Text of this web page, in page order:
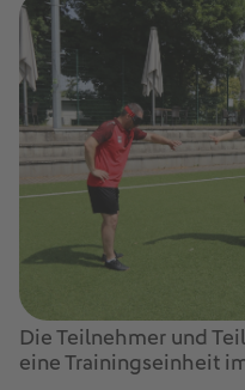
Die Teilnehmer und
eine Trainingseinheit